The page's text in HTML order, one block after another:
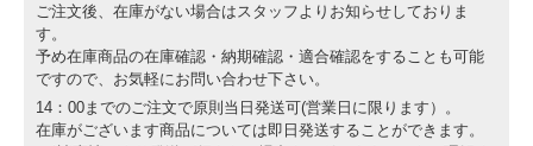
ご注文後、在庫がない場合はスタッフよりお知らせしておりま
す。
予め在庫商品の在庫確認・納期確認・適合確認をすることも可能
ですので、お気軽にお問い合わせ下さい。
14：00までのご注文で原則当日発送可(営業日に限ります）。
在庫がございます商品については即日発送することができます。